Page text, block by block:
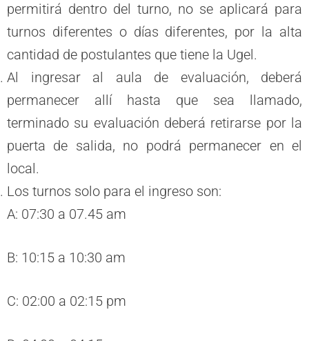
permitirá dentro del turno, no se aplicará para
turnos diferentes o días diferentes, por la alta
cantidad de postulantes que tiene la Ugel.
Al ingresar al aula de evaluación, deberá
permanecer allí hasta que sea llamado,
terminado su evaluación deberá retirarse por la
puerta de salida, no podrá permanecer en el
local.
Los turnos solo para el ingreso son:
A: 07:30 a 07.45 am
B: 10:15 a 10:30 am
C: 02:00 a 02:15 pm